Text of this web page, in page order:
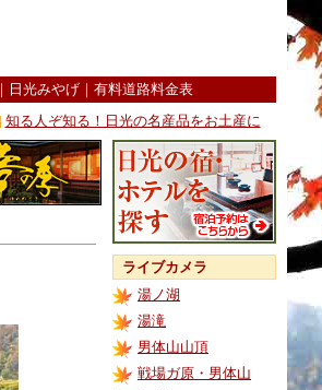
｜ 日光みやげ ｜ 有料道路料金表
知る人ぞ知る！日光の名産品をお土産に
ライブカメラ
湯ノ湖
湯滝
男体山山頂
戦場ガ原・男体山